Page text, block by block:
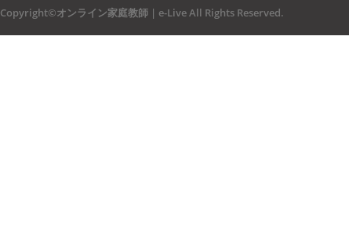
Copyright©オンライン家庭教師 | e-Live All Rights Reserved.